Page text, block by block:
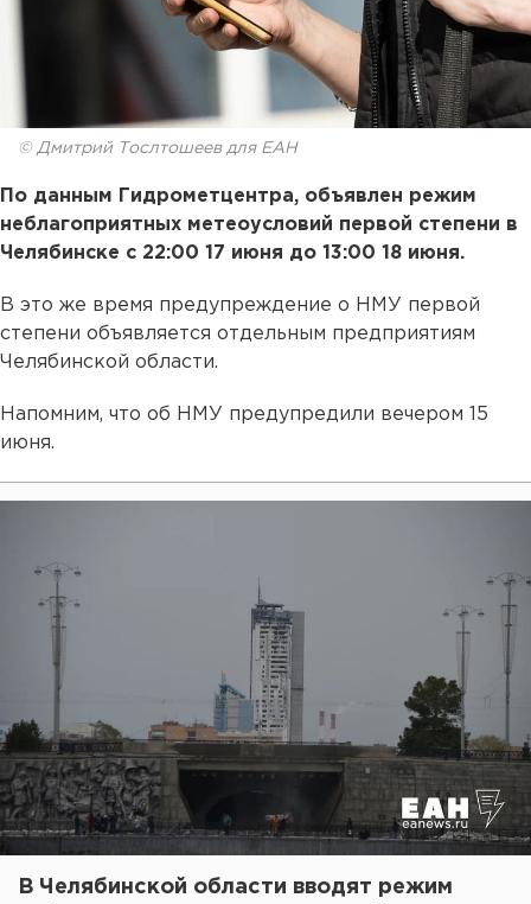
© Дмитрий Тослтошеев для ЕАН
По данным Гидрометцентра, объявлен режим
неблагоприятных метеоусловий первой степени в
Челябинске с 22:00 17 июня до 13:00 18 июня.
В это же время предупреждение о НМУ первой
степени объявляется отдельным предприятиям
Челябинской области.
Напомним, что об НМУ предупредили вечером 15
июня.
В Челябинской области вводят режим